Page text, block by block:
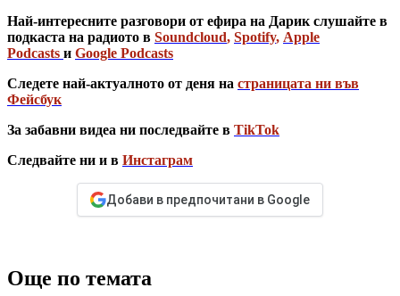
Най-интересните разговори от ефира на Дарик слушайте в
подкаста на радиото в Soundcloud, Spotify, Apple
Podcasts и Google Podcasts
Следете най-актуалното от деня на страницата ни във
Фейсбук
За забавни видеа ни последвайте в TikTok
Следвайте ни и в Инстаграм
Добави в предпочитани в Google
Още по темата